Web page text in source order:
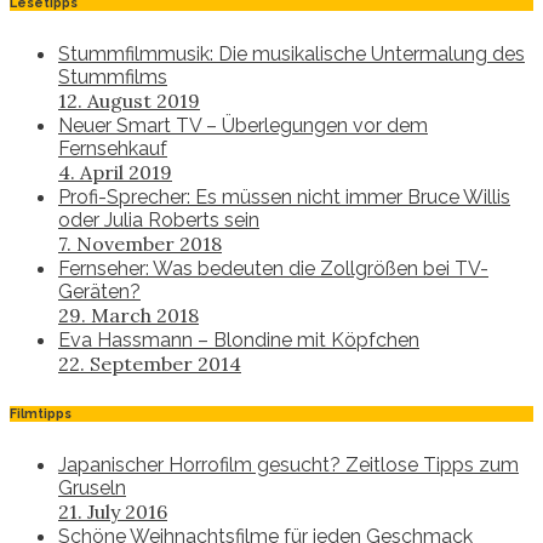
Lesetipps
Stummfilmmusik: Die musikalische Untermalung des
Stummfilms
12. August 2019
Neuer Smart TV – Überlegungen vor dem
Fernsehkauf
4. April 2019
Profi-Sprecher: Es müssen nicht immer Bruce Willis
oder Julia Roberts sein
7. November 2018
Fernseher: Was bedeuten die Zollgrößen bei TV-
Geräten?
29. March 2018
Eva Hassmann – Blondine mit Köpfchen
22. September 2014
Filmtipps
Japanischer Horrofilm gesucht? Zeitlose Tipps zum
Gruseln
21. July 2016
Schöne Weihnachtsfilme für jeden Geschmack